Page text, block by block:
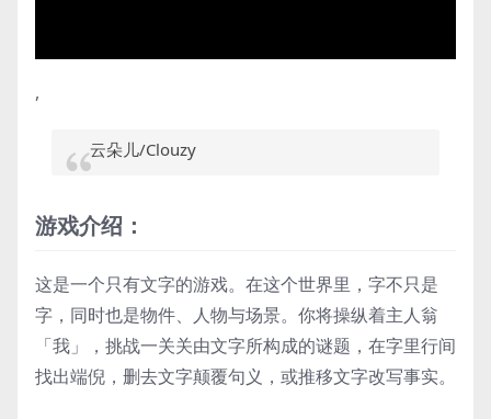
,
云朵儿/Clouzy
游戏介绍：
这是一个只有文字的游戏。在这个世界里，字不只是
字，同时也是物件、人物与场景。你将操纵着主人翁
「我」，挑战一关关由文字所构成的谜题，在字里行间
找出端倪，删去文字颠覆句义，或推移文字改写事实。